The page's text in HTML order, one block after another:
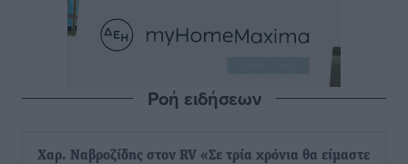
Ροή ειδήσεων
Χαρ. Ναβροζίδης στον RV «Σε τρία χρόνια θα είμαστε